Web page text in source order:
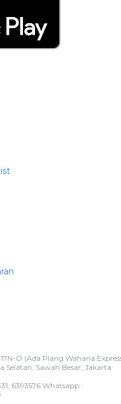
O (Ada Plang Wahana
Selatan, Sawah Besar, Jakarta
6393576 Whatsapp :